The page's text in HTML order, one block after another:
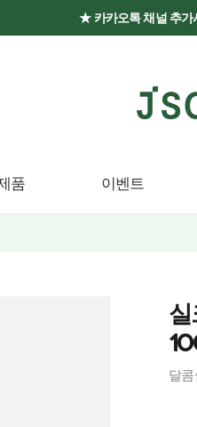
★ 카카오톡 채널 추
품 이벤트
달